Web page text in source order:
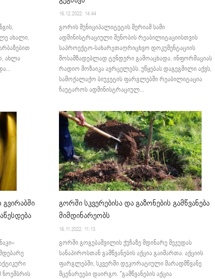
ახალი,
ახლა
16.12.2022. 14:44
გორის მუნიციპალიტეტის მერიამ სამი
ადმინისტრაციული შენობის რეაბილიტაციისთვის
საპროექტო-სახარჯთაღრიცხვო დოკუმენტაციის
მოსამზადებლად ტენდერი გამოაცხადა. ინფორმაციას
რადიო მოზაიკა ავრცელებს. უწყებას დაგეგმილი აქვს,
სამოქალაქო ბიუჯეტის ფარგლებში რეაბილიტაცია
ჩაუტაროს ადმინისტრაციულ...
ნოემბრის
გორში სკვერებისა და გაზონების გამწვანება
მიმდინარეობს
16.11.2022. 11:13
გორში გოგებაშვილის ქუჩაზე მდინარე მეჯუდას
სანაპიროსთან გამწვანების აქცია გაიმართა. აქციის
ფარგლებში, სკვერში დეკორატიული მარადმწვანე
მცენარეები დაირგო. "გამწვანების აქცია